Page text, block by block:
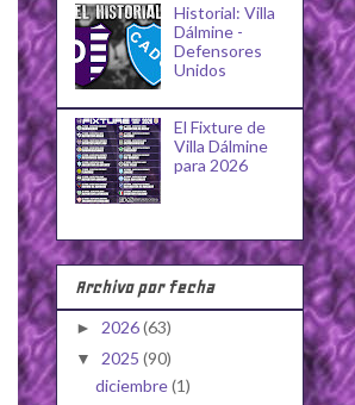
Historial: Villa
Dálmine -
Defensores
Unidos
El Fixture de
Villa Dálmine
para 2026
Archivo por fecha
► 2026(63)
▼ 2025 (90)
diciembre(1)